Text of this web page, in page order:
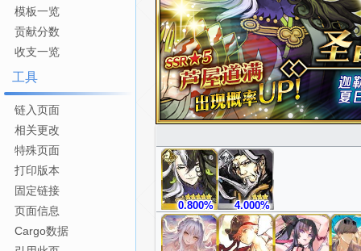
0.800% 4.000%
模板一览
贡献分数
收支一览
工具
链入页面
相关更改
特殊页面
打印版本
固定链接
页面信息
Cargo数据